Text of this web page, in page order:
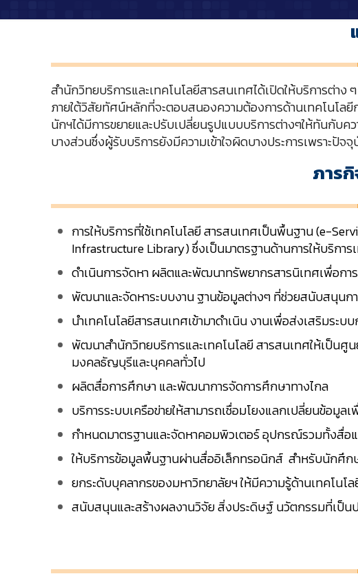
สำนักวิทยบริการและเทคโนโลยีสารสนเทศได้เปิดให้บริการต่า
ภายใต้วิสัยทัศน์หลักที่จะตอบสนองความต้องการด้านเทคโนโลยี
นักฯได้มีการขยายและปรับเปลี่ยนรูปแบบบริการต่างๆให้ทันกับ
บางส่วนซึ่งผู้รับบริการยังมีความเข้าใจผิดบางประการเพราะปั
ภาร
การให้บริการที่ใช้เทคโนโลยี สารสนเทศเป็นพื้นฐาน (e-
Infrastructure Library) ซึ่งเป็นมาตรฐานด้านการให้บริกา
ดำเนินการจัดหา ผลิตและพัฒนาทรัพยากรสารนิเทศเพื่อกา
พัฒนาและจัดหาระบบงาน ฐานข้อมูลต่างๆ ที่ช่วยสนับสนุนก
นำเทคโนโลยีสารสนเทศเข้ามาดำเนิน งานเพื่อส่งเสริมระ
พัฒนาสำนักวิทยบริการและเทคโนโลยี สารสนเทศให้เป็นศู
มงคลธัญบุรีและบุคคลทั่วไป
ผลิตสื่อการศึกษา และพัฒนาการจัดการศึกษาทางไกล
บริการระบบเครือข่ายให้สามารถเชื่อมโยงแลกเปลี่ยนข้อมู
กำหนดมาตรฐานและจัดหาคอมพิวเตอร์ อุปกรณ์รวมทั้งสื่อ
ให้บริการข้อมูลพื้นฐานผ่านสื่ออิเล็กทรอนิกส์ สำหรับนักศึ
ยกระดับบุคลากรของมหาวิทยาลัยฯ ให้มีความรู้ด้านเทคโนโ
สนับสนุนและสร้างผลงานวิจัย สิ่งประดิษฐ์ นวัตกรรมที่เป็น